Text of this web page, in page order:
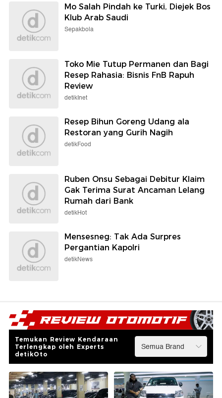
Mo Salah Pindah ke Turki, Diejek Bos
Klub Arab Saudi
Sepakbola
Toko Mie Tutup Permanen dan Bagi
Resep Rahasia: Bisnis FnB Rapuh
Review
detikInet
Resep Bihun Goreng Udang ala
Restoran yang Gurih Nagih
detikFood
Ruben Onsu Sebagai Debitur Klaim
Gak Terima Surat Ancaman Lelang
Rumah dari Bank
detikHot
Mensesneg: Tak Ada Surpres
Pergantian Kapolri
detikNews
Temukan Review Kendaraan
Terlengkap oleh Experts
detikOto